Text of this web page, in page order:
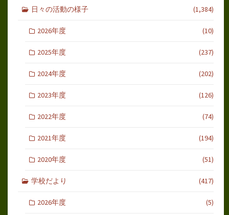
日々の活動の様子 (1,384)
2026年度 (10)
2025年度 (237)
2024年度 (202)
2023年度 (126)
2022年度 (74)
2021年度 (194)
2020年度 (51)
学校だより (417)
2026年度 (5)